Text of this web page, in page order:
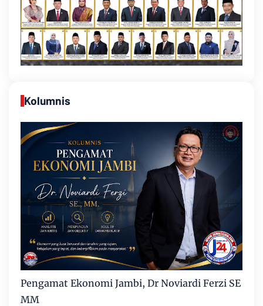
Kolumnis
Pengamat Ekonomi Jambi, Dr Noviardi Ferzi SE
MM